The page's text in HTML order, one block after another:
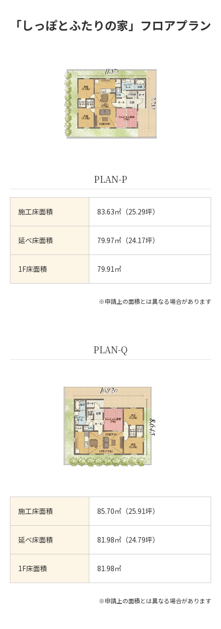
「しっぽとふたりの家」 フロアプラン
PLAN-P
施工床面積 83.63㎡（25.29坪）
延べ床面積 79.97㎡（24.17坪）
1F床面積 79.91㎡
※申請上の面積とは異なる場合があります
PLAN-Q
施工床面積 85.70㎡（25.91坪）
延べ床面積 81.98㎡（24.79坪）
1F床面積 81.98㎡
※申請上の面積とは異なる場合があります